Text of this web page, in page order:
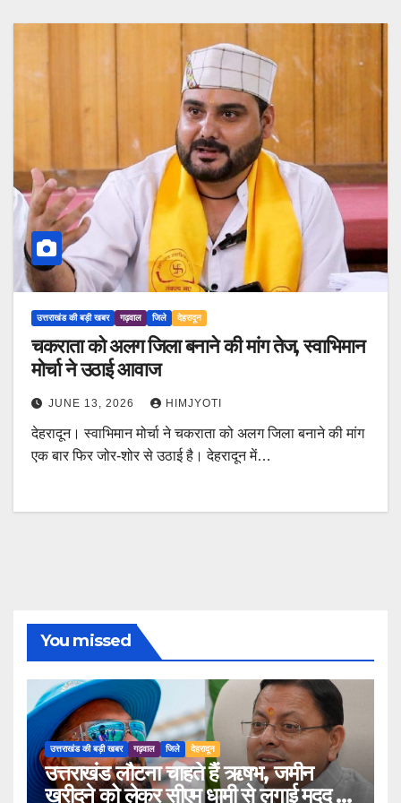
उत्तराखंड की बड़ी खबर गढ़वाल जिले देहरादून
चकराता को अलग जिला बनाने की मांग तेज, स्वाभिमान
मोर्चा ने उठाई आवाज
JUNE 13, 2026 HIMJYOTI
देहरादून। स्वाभिमान मोर्चा ने चकराता को अलग जिला बनाने की मांग
एक बार फिर जोर-शोर से उठाई है। देहरादून में…
You missed
उत्तराखंड की बड़ी खबर गढ़वाल जिले देहरादून
उत्तराखंड लौटना चाहते हैं ऋषभ, जमीन
खरीदने को लेकर सीएम धामी से लगाई मदद की